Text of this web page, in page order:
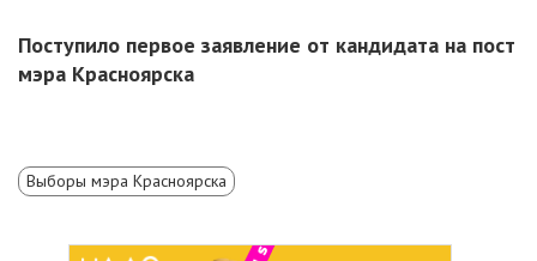
Поступило первое заявление от кандидата на пост
мэра Красноярска
Выборы мэра Красноярска